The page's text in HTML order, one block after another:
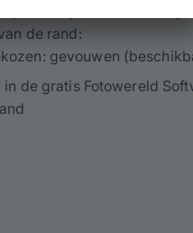
van je fotocanvas
de rand:
gevouwen
in de gratis Fotowereld